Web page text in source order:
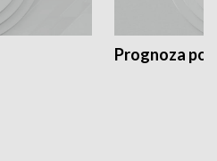
Prognoza